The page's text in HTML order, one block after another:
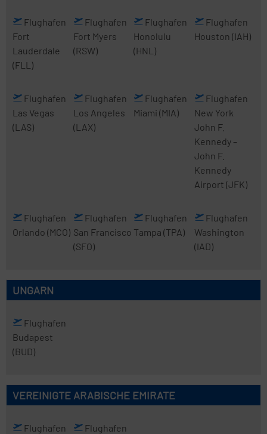
Flughafen
Fort
Lauderdale
(FLL)
Flughafen
Fort Myers
(RSW)
Flughafen
Honolulu
(HNL)
Flughafen
Houston (IAH)
Flughafen
Las Vegas
(LAS)
Flughafen
Los Angeles
(LAX)
Flughafen
Miami (MIA)
Flughafen
New York
John F.
Kennedy –
John F.
Kennedy
Airport (JFK)
Flughafen
Orlando (MCO)
Flughafen
San Francisco
(SFO)
Flughafen
Tampa (TPA)
Flughafen
Washington
(IAD)
UNGARN
Flughafen
Budapest
(BUD)
VEREINIGTE ARABISCHE EMIRATE
Flughafen
Flughafen